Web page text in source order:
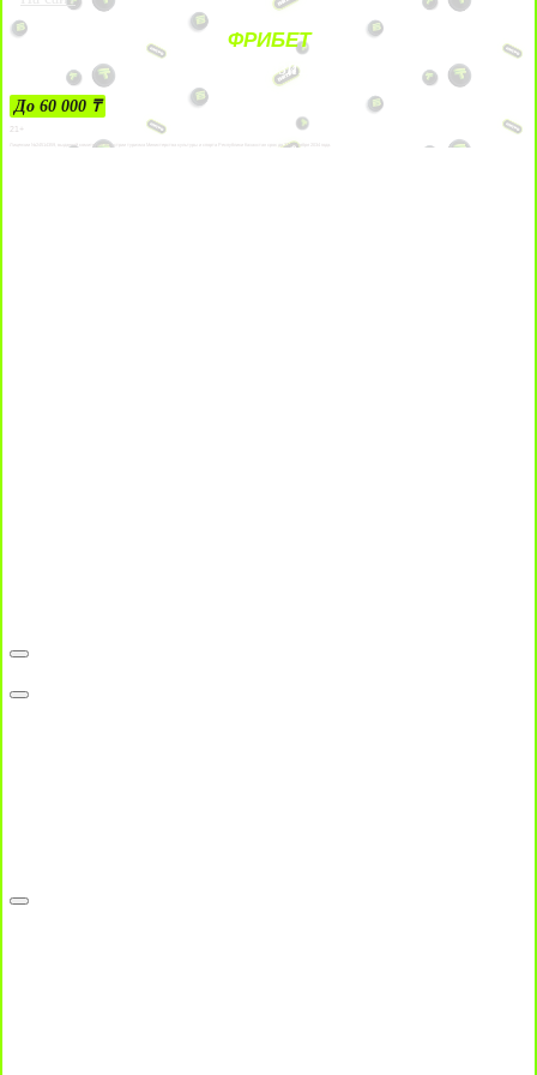
ФРИБЕТ
ЗА ДЕПОЗИТЫ
До 60 000 ₸
21+
Лицензии №24514359, выданной комитетом индустрии туризма Министерства культуры и спорта Республики Казахстан срок до 27 сентября 2034 года.